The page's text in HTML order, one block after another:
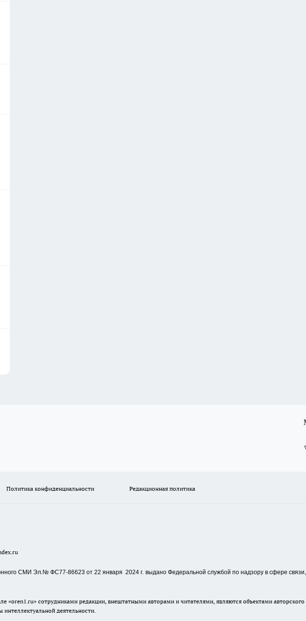
Политика конфиденциальности Редакционная политика
СМИ Эл.№ ФС77-86623 от 22 января 2024 г. выдано Федеральной службой по надзору в сфере
сотрудниками редакции, внештатными авторами и читателями, являются объектами
интеллектуальной деятельности.